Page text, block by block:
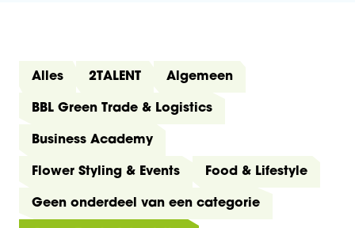
Alles 2TALENT Algemeen
BBL Green Trade & Logistics
Business Academy
Flower Styling & Events Food & Lifestyle
Geen onderdeel van een categorie